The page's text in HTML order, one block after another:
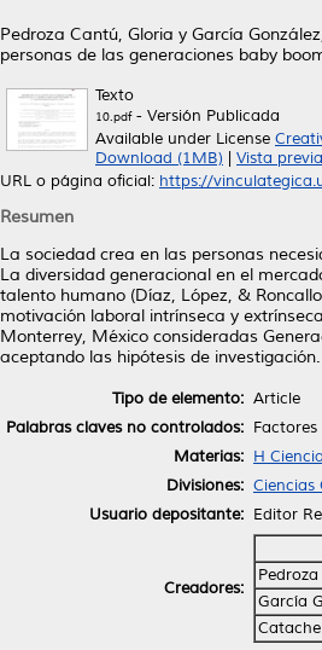
Pedroza Cantú, Gloria y García
personas de las generaciones baby
Texto
10.pdf- Versión Publicada
Available under License
Download (1MB)
Vista previa
URL o página oficial: https://
Resumen
La sociedad crea en las personas
La diversidad generacional en el
talento humano (Díaz, López, &
motivación laboral intrínseca y
Monterrey, México consideradas
aceptando las hipótesis de
Tipo de elemento: Article
Palabras claves no controlados:
Materias: H
Divisiones: Ciencias
Usuario depositante: Editor
Creadores:
García